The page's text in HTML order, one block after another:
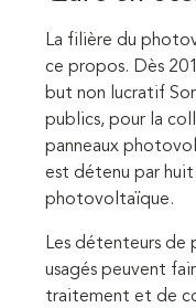
La filière du
ce propos. Dès
but non lucratif
publics, pour la
panneaux
est détenu par
photovoltaïque.
Les détenteurs de
usagés peuvent
traitement et de